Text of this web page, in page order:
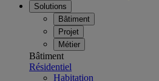
Solutions
Bâtiment
Projet
Métier
Bâtiment
Résidentiel
Habitation